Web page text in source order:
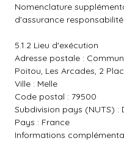
Nomenclature
d'assurance
5.1.2 Lieu d'exécution
Adresse postale :
Poitou, Les Arcades, 2
Ville : Melle
Code postal : 79500
Subdivision pays (NUTS) :
Pays : France
Informations